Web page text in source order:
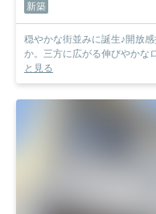
新築
穏やかな街並みに誕生♪開放
か。三方に広がる伸びやかな
と見る